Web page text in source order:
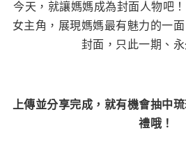
今天，就讓媽媽成為封面人物吧
女主角，展現媽媽最有魅力的一
封面，只此一期、永
上傳並分享完成，就有機會抽中
禮哦！